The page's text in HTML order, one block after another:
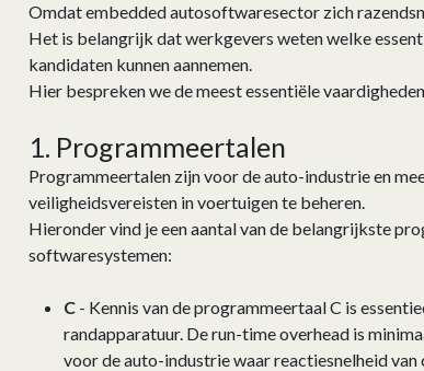
Omdat embedded autosoftwaresector zich
Het is belangrijk dat werkgevers weten welke
kandidaten kunnen aannemen.
Hier bespreken we de meest essentiële
1. Programmeertalen
Programmeertalen zijn voor de auto-industrie en
veiligheidsvereisten in voertuigen te beheren.
Hieronder vind je een aantal van de belangrijkste
softwaresystemen:
C - Kennis van de programmeertaal C is
randapparatuur. De run-time overhead is
voor de auto-industrie waar reactiesnelheid